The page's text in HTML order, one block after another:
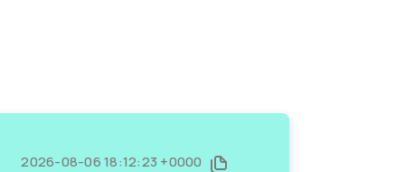
2026-08-06 18:12:23 +0000